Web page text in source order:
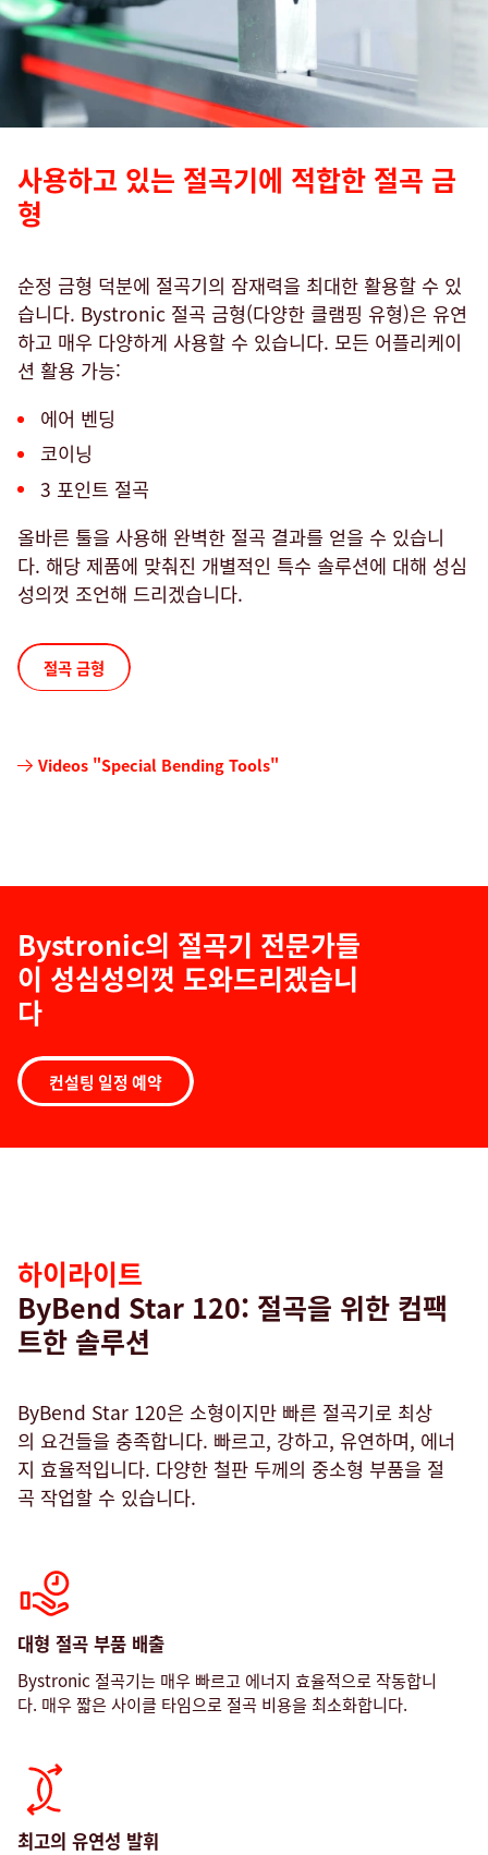
사용하고 있는 절곡기에 적합한 절곡 금
형
순정 금형 덕분에 절곡기의 잠재력을 최대한 활용할 수 있
습니다. Bystronic 절곡 금형(다양한 클램핑 유형)은 유연
하고 매우 다양하게 사용할 수 있습니다. 모든 어플리케이
션 활용 가능:
에어 벤딩
코이닝
3 포인트 절곡
올바른 툴을 사용해 완벽한 절곡 결과를 얻을 수 있습니
다. 해당 제품에 맞춰진 개별적인 특수 솔루션에 대해 성심
성의껏 조언해 드리겠습니다.
절곡 금형
Videos "Special Bending Tools"
Bystronic의 절곡기 전문가들
이 성심성의껏 도와드리겠습니
다
컨설팅 일정 예약
하이라이트
ByBend Star 120: 절곡을 위한 컴팩
트한 솔루션
ByBend Star 120은 소형이지만 빠른 절곡기로 최상
의 요건들을 충족합니다. 빠르고, 강하고, 유연하며, 에너
지 효율적입니다. 다양한 철판 두께의 중소형 부품을 절
곡 작업할 수 있습니다.
대형 절곡 부품 배출
Bystronic 절곡기는 매우 빠르고 에너지 효율적으로 작동합니
다. 매우 짧은 사이클 타임으로 절곡 비용을 최소화합니다.
최고의 유연성 발휘